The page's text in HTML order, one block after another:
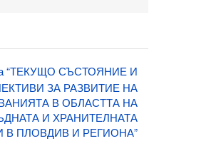
“ТЕКУЩО СЪСТОЯНИЕ И
ЗА РАЗВИТИЕ НА
В ОБЛАСТТА НА
И ХРАНИТЕЛНАТА
В ПЛОВДИВ И РЕГИОНА”